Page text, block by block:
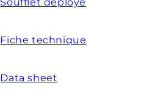
Fiche technique
Data sheet